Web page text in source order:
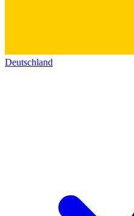
Deutschland